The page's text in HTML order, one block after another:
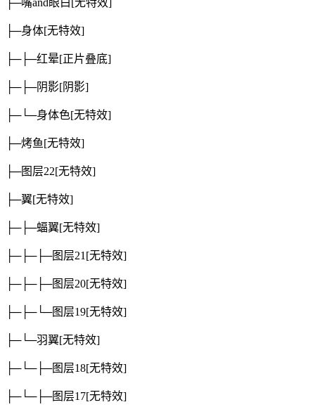
├─嘴and眼白 [无特效]
├─身体[无特效]
├─├─红晕[正片叠底]
├─├─阴影[阴影]
├─└─身体色[无特效]
├─烤鱼[无特效]
├─图层22[无特效]
├─翼[无特效]
├─├─蝠翼[无特效]
├─├─├─图层21 [无特效]
├─├─├─图层20[无特效]
├─├─└─图层19[无特效]
├─└─羽翼[无特效]
├─└─├─图层18[无特效]
├─└─├─图层17[无特效]